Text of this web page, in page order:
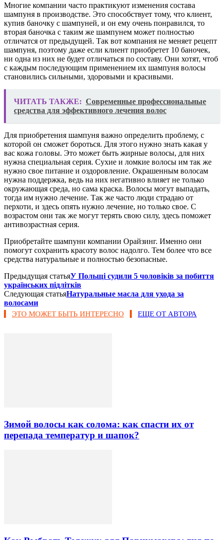
Многие компании часто практикуют изменения состава
шампуня в производстве. Это способствует тому, что клиент,
купив баночку с шампуней, и он ему очень понравился, то
вторая баночка с таким же шампунем может полностью
отличатся от предыдущей. Так вот компания не меняет рецепт
шампуня, поэтому даже если клиент приобретет 10 баночек,
ни одна из них не будет отличаться по составу. Они хотят, чтоб
с каждым последующим применением их шампуня волосы
становились сильными, здоровыми и красивыми.
ЧИТАТЬ ТАКЖЕ: Современные профессиональные
средства для эффективного лечения волос
Для приобретения шампуня важно определить проблему, с
которой он сможет бороться. Для этого нужно знать какая у
вас кожа головы. Это может быть жирные волосы, для них
нужна специальная серия. Сухие и ломкие волосы им так же
нужно свое питание и оздоровление. Окрашенным волосам
нужна поддержка, ведь на них негативно влияет не только
окружающая среда, но сама краска. Волосы могут выпадать,
тогда им нужно лечение. Так же часто люди страдаю от
перхоти, и здесь опять нужно лечение, но только свое. С
возрастом они так же могут терять свою силу, здесь поможет
антивозрастная серия.
Приобретайте шампуни компании Орайзинг. Именно они
помогут сохранить красоту волос надолго. Тем более что все
средства натуральные и полностью безопасные.
Предыдущая статьяУ Польщі судили 5 чоловіків за побиття
українських підлітків
Следующая статьяНатуральные масла для ухода за
волосами
ЭТО МОЖЕТ БЫТЬ ИНТЕРЕСНО ЕЩЕ ОТ АВТОРА
Зимой волосы как солома: как спасти их от
перепада температур и шапок?